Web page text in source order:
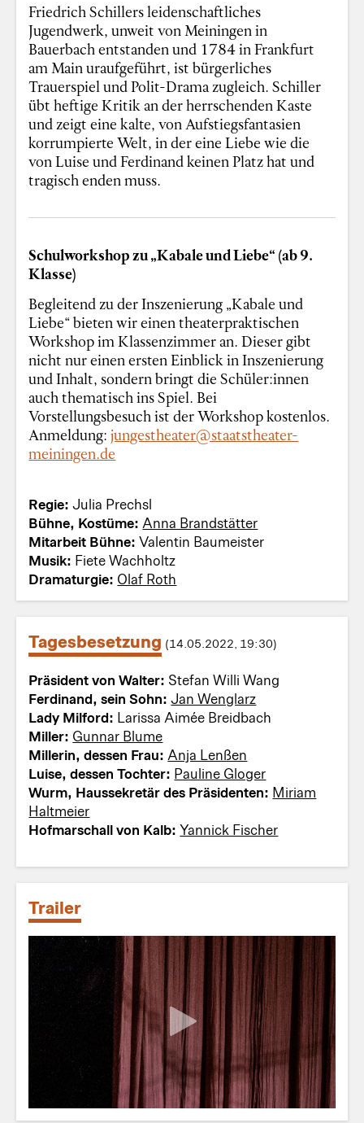
Friedrich Schillers leidenschaftliches
Jugendwerk, unweit von Meiningen in
Bauerbach entstanden und 1784 in Frankfurt
am Main uraufgeführt, ist bürgerliches
Trauerspiel und Polit-Drama zugleich. Schiller
übt heftige Kritik an der herrschenden Kaste
und zeigt eine kalte, von Aufstiegsfantasien
korrumpierte Welt, in der eine Liebe wie die
von Luise und Ferdinand keinen Platz hat und
tragisch enden muss.
Schulworkshop zu „Kabale und Liebe“ (ab 9.
Klasse)
Begleitend zu der Inszenierung „Kabale und
Liebe“ bieten wir einen theaterpraktischen
Workshop im Klassenzimmer an. Dieser gibt
nicht nur einen ersten Einblick in Inszenierung
und Inhalt, sondern bringt die Schüler:innen
auch thematisch ins Spiel. Bei
Vorstellungsbesuch ist der Workshop kostenlos.
Anmeldung:jungestheater@staatstheater-
meiningen.de
Regie:Julia Prechsl
Bühne, Kostüme:Anna Brandstätter
Mitarbeit Bühne:Valentin Baumeister
Musik: Fiete Wachholtz
Dramaturgie: Olaf Roth
Tagesbesetzung (14.05.2022, 19:30)
Präsident von Walter: Stefan Willi Wang
Ferdinand, sein Sohn:Jan Wenglarz
Lady Milford: Larissa Aimée Breidbach
Miller: Gunnar Blume
Millerin, dessen Frau:Anja Lenßen
Luise, dessen Tochter: Pauline Gloger
Wurm, Haussekretär des Präsidenten: Miriam
Haltmeier
Hofmarschall von Kalb:Yannick Fischer
Trailer